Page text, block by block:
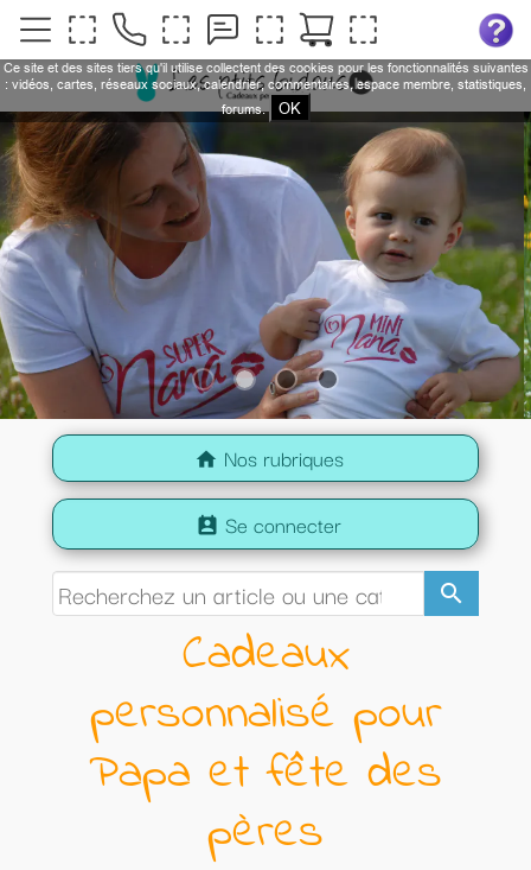
home Nos rubriques
search
perm_contact_calendar Se connecter
Cadeaux
personnalisé pour
Papa et fête des
pères
Ce site et des sites tiers qu'il utilise collectent des cookies pour les fonctionnalités suivantes
: vidéos, cartes, réseaux sociaux, calendrier, commentaires, espace membre, statistiques,
forums.
OK